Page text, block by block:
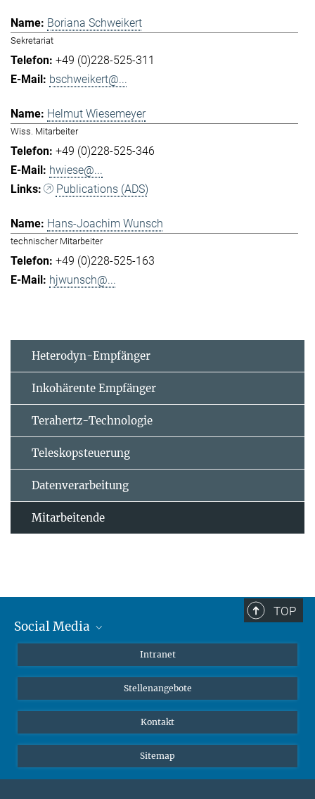
Boriana Schweikert
Sekretariat
+49 (0)228-525-311
bschweikert@...
Helmut Wiesemeyer
Wiss. Mitarbeiter
+49 (0)228-525-346
hwiese@...
Publications (ADS)
Hans-Joachim Wunsch
technischer Mitarbeiter
+49 (0)228-525-163
hjwunsch@...
Heterodyn-Empfänger
Inkohärente Empfänger
Terahertz-Technologie
Teleskopsteuerung
Datenverarbeitung
Mitarbeitende
TOP
Social Media
Instagram
LinkedIn
Intranet
Stellenangebote
Kontakt
Sitemap